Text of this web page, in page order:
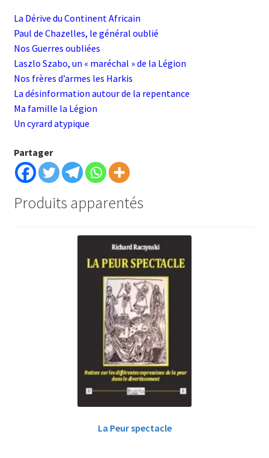
La Dérive du Continent Africain
Paul de Chazelles, le général oublié
Nos Guerres oubliées
Laszlo Szabo, un « maréchal » de la Légion
Nos frères d’armes les Harkis
La désinformation autour de la repentance
Ma famille la Légion
Un cyrard atypique
Partager
Produits apparentés
La Peur spectacle